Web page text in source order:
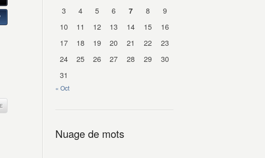
3
4 5 6 7 8
9
10
11 12 13 14 15
16
17
18 19 20 21 22
23
24
25 26 27 28 29
30
31
« Oct
Nuage de mots